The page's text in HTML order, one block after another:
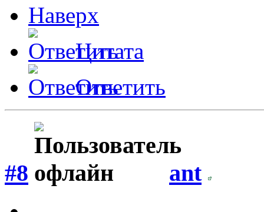
Наверх
Цитата
Ответить
#8 ant